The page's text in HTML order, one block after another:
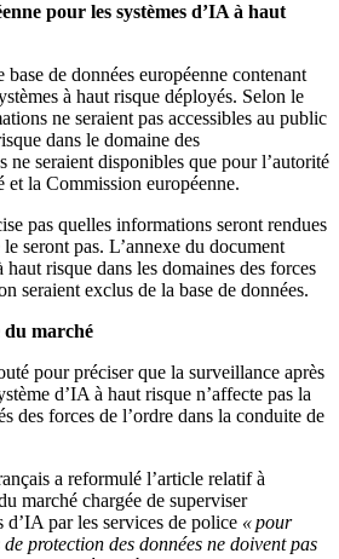
pour les systèmes d’IA à haut
de données européenne contenant
à haut risque déployés. Selon le
ne seraient pas accessibles au public
dans le domaine des
ne seraient disponibles que pour l’autorité
et la Commission européenne.
pas quelles informations seront rendues
seront pas. L’annexe du document
haut risque dans les domaines des forces
seraient exclus de la base de données.
du marché
pour préciser que la surveillance après
d’IA à haut risque n’affecte pas la
des forces de l’ordre dans la conduite de
a reformulé l’article relatif à
marché chargée de superviser
d’IA par les services de police « pour
protection des données ne doivent pas